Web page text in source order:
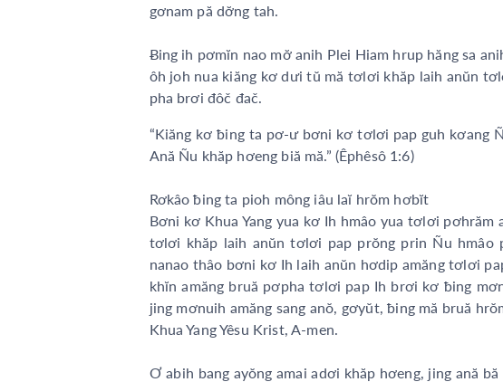
gơnam pă dơ̆ng tah.
Ƀing ih pơmĭn nao mơ̆ anih Plei Hiam hrup hăng sa
ôh joh nua kiăng kơ dưi tŭ mă tơlơi khăp laih anŭn
pha brơi đôč đač.
“Kiăng kơ ƀing ta pơ-ư bơni kơ tơlơi pap guh kơang
Ană Ñu khăp hơeng biă mă.” (Êphêsô 1:6)
Rơkâo ƀing ta pioh mông iâu laĭ hrŏm hơbĭt
Bơni kơ Khua Yang yua kơ Ih hmâo yua tơlơi
tơlơi khăp laih anŭn tơlơi pap prŏng prin Ñu hmâo
nanao thâo bơni kơ Ih laih anŭn hơdip amăng tơlơi
khĭn amăng bruă pơpha tơlơi pap Ih brơi kơ ƀing
jing mơnuih amăng sang anŏ, gơyŭt, ƀing mă bruă
Khua Yang Yêsu Krist, A-men.
Ơ abih bang ayŏng amai adơi khăp hơeng, jing ană